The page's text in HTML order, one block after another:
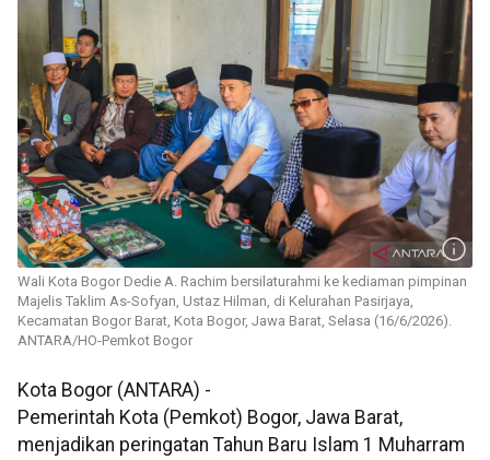
Wali Kota Bogor Dedie A. Rachim bersilaturahmi ke kediaman pimpinan
Majelis Taklim As-Sofyan, Ustaz Hilman, di Kelurahan Pasirjaya,
Kecamatan Bogor Barat, Kota Bogor, Jawa Barat, Selasa (16/6/2026).
ANTARA/HO-Pemkot Bogor
Kota Bogor (ANTARA) -
Pemerintah Kota (Pemkot) Bogor, Jawa Barat,
menjadikan peringatan Tahun Baru Islam 1 Muharram